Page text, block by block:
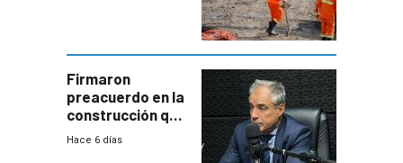
a revisar
proyectos
Firmaron
preacuerdo en la
construcción que
comprende
Hace 6 días